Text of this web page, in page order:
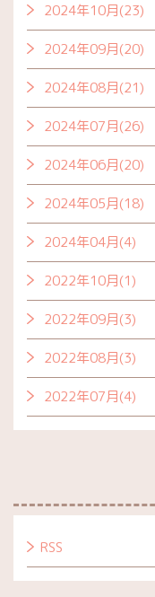
2024年10月(23)
2024年09月(20)
2024年08月(21)
2024年07月(26)
2024年06月(20)
2024年05月(18)
2024年04月(4)
2022年10月(1)
2022年09月(3)
2022年08月(3)
2022年07月(4)
RSS